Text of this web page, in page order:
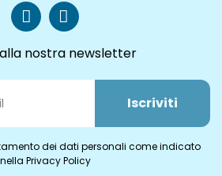
nostra newsletter
Iscriviti
dei dati personali come indicato
nella Privacy Policy